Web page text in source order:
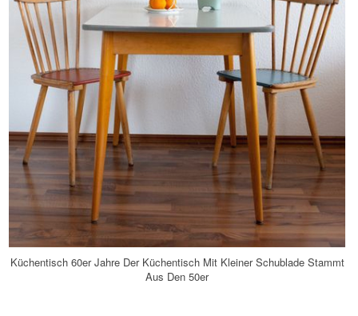
Küchentisch 60er Jahre Der Küchentisch Mit Kleiner Schublade Stammt
Aus Den 50er